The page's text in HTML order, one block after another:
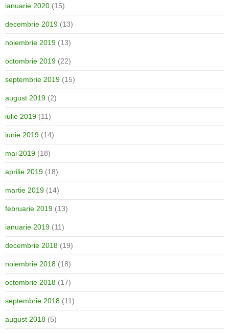
ianuarie 2020 (15)
decembrie 2019 (13)
noiembrie 2019 (13)
octombrie 2019 (22)
septembrie 2019 (15)
august 2019 (2)
iulie 2019 (11)
iunie 2019 (14)
mai 2019 (18)
aprilie 2019 (18)
martie 2019 (14)
februarie 2019 (13)
ianuarie 2019 (11)
decembrie 2018 (19)
noiembrie 2018 (18)
octombrie 2018 (17)
septembrie 2018 (11)
august 2018 (5)